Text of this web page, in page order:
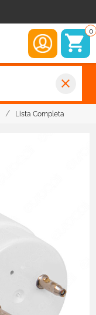
0
close
Lista Completa